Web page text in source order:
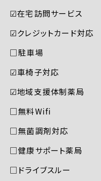
☑︎在宅訪問サービス
☑︎クレジットカード対応
□駐車場
☑︎車椅子対応
☑︎地域支援体制薬局
□無料Wifi
□無菌調剤対応
□健康サポート薬局
□ドライブスルー